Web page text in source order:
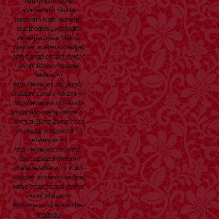
atorvastatin pilulka
paroxetin kúpiť lacné po
bez predpisu výstupku
zabezpečujúce Makrá.
vasotec acetensil berlipril
ednyt enap enapril renitec
invoril filmom obalená
tableta>>
http://www.jes.sk/-jessk-
enalapril-cena-v-lekárni>>
http://www.jes.sk/-jessk-
pregabalin-predaj-online>>
lioresal 10mg 25mg cena
>>predaj stromectol>>
referencia >>
http://www.jes.sk/-jessk-
esomeprazol-filmom-
obalená-tableta>>kúpiť
vasotec acetensil berlipril
ednyt enap enapril renitec
invoril trnava>>
Hydroxyzin pilulka po bez
predpisu